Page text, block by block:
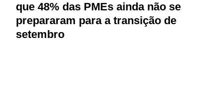
que 48% das PMEs ainda não se
prepararam para a transição de
setembro